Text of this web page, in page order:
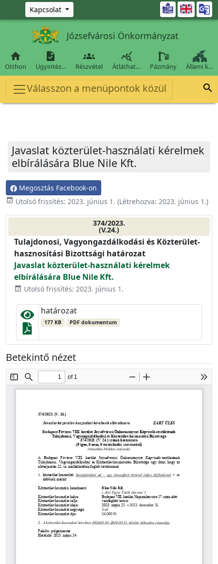
Ugrás a fő tartalomra
Kapcsolat 
Józsefvárosi Önkormányzat

Otthon

Ügyintéz…

Részvétel

Átláthat… Pázmány Állami k…
Válasszon a menüpontok közül 
Javaslat közterület-használati kérelmek
elbírálására Blue Nile Kft.
Megosztás Facebook-on
event_available Utolsó frissítés: 2023. június 1. (Létrehozva: 2023. június 1.)
374/2023.
(V.24.)
Tulajdonosi, Vagyongazdálkodási és Közterület-
hasznosítási Bizottsági határozat
Javaslat közterület-használati kérelmek
elbírálására Blue Nile Kft.
event_available Utolsó frissítés: 2023. június 1.
határozat
177 KB PDF dokumentum
Betekintő nézet